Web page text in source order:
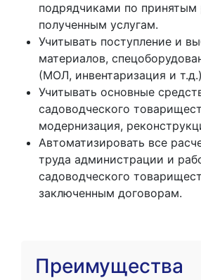
подрядчиками по принятым
полученным услугам.
Учитывать поступление и
материалов,
(МОЛ, инвентаризация и
Учитывать основные
садоводческого
модернизация,
Автоматизировать все
труда администрации и
садоводческого
заключенным договорам.
Преимущества